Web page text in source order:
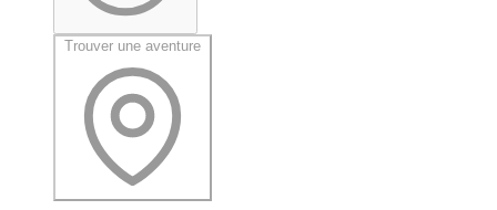
Trouver une aventure